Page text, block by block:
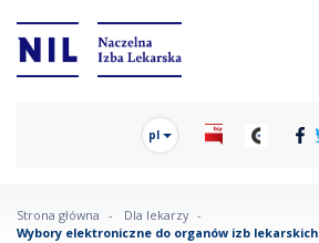
pl
Strona główna
Dla lekarzy
Wybory elektroniczne do organów izb lekarskich